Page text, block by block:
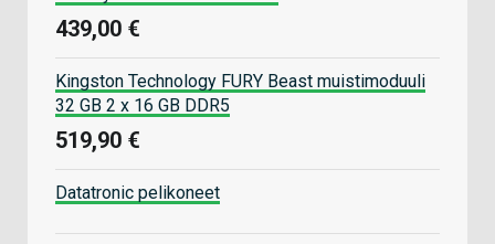
439,00 €
Kingston Technology FURY Beast muistimoduuli
32 GB 2 x 16 GB DDR5
519,90 €
Datatronic pelikoneet